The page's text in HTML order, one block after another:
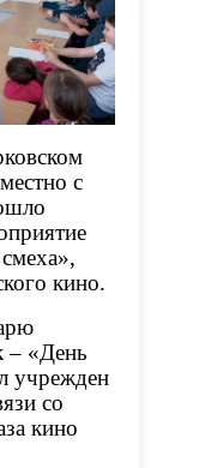
с
кино.
– «День
учрежден
со
кино